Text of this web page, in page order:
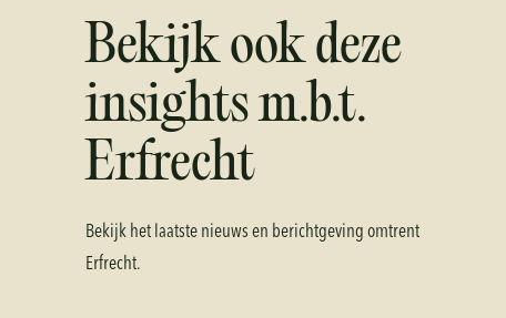
Bekijk ook deze
insights m.b.t.
Erfrecht
Bekijk het laatste nieuws en berichtgeving omtrent
Erfrecht.